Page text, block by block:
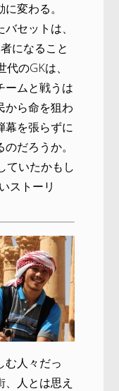
変わる。
セットは、
になること
のGKは、
ームと戦うは
から命を狙わ
幕を張らずに
だろうか。
ていたかもし
ストーリ
む人々だっ
人とは思え